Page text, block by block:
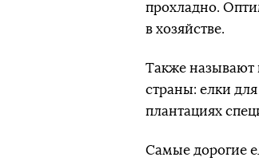
прохладно.
в хозяйстве.
Также называют
страны: елки
плантациях
Самые дорогие